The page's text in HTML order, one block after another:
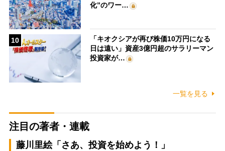
化”のワー…
10
「キオクシアが再び株価10万円になる
日は遠い」資産3億円超のサラリーマン
投資家が…
一覧を見る
注目の著者・連載
藤川里絵「さあ、投資を始めよう！」